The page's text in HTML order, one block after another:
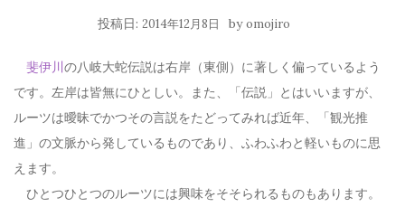
投稿日: 2014年12月8日 byomojiro
斐伊川の八岐大蛇伝説は右岸（東側）に著しく偏っているよう
です。左岸は皆無にひとしい。また、「伝説」とはいいますが、
ルーツは曖昧でかつその言説をたどってみれば近年、「観光推
進」の文脈から発しているものであり、ふわふわと軽いものに思
えます。
ひとつひとつのルーツには興味をそそられるものもあります。